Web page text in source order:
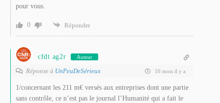
pour vous.
0 Répondre
cfdt ag2r Auteur
Réponse à UnPeuDeSérieux 10 mois il y a
1/concernant les 211 m€ versés aux entreprises dont une partie
sans contrôle, ce n’est pas le journal l’Humanité qui a fait le